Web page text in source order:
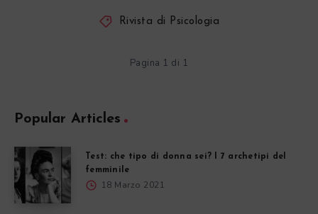
Rivista di Psicologia
Pagina 1 di 1
Popular Articles
Test: che tipo di donna sei? I 7 archetipi del
femminile
18 Marzo 2021